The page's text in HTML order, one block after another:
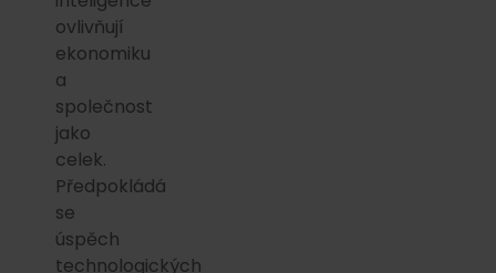
ovlivňují
ekonomiku
a
společnost
jako
celek.
Předpokládá
se
úspěch
technologických